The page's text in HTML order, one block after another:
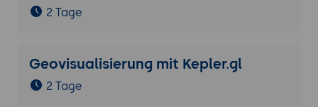
2 Tage
Geovisualisierung mit Kepler.gl
2 Tage